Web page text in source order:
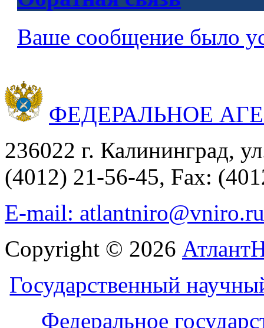
Ваше сообщение было
ФЕДЕРАЛЬНОЕ
236022 г. Калининград,
(4012) 21-56-45, Fax:
E-mail: atlantniro@vniro.ru
Copyright © 2026
Государственный
Федеральное